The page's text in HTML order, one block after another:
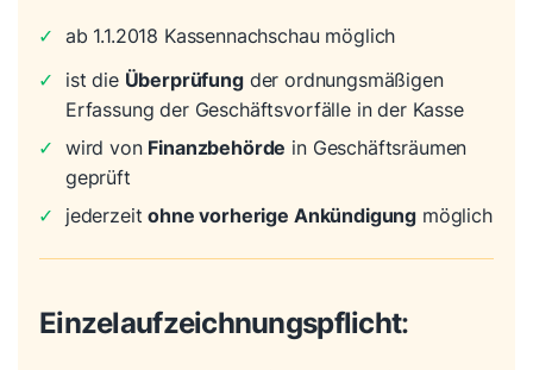
✓ ab 1.1.2018 Kassennachschau möglich
✓ ist die Überprüfungder ordnungsmäßigen
Erfassung der Geschäftsvorfälle in der Kasse
✓ wird von Finanzbehörde in Geschäftsräumen
geprüft
✓ jederzeitohne vorherige Ankündigung möglich
Einzelaufzeichnungspflicht: